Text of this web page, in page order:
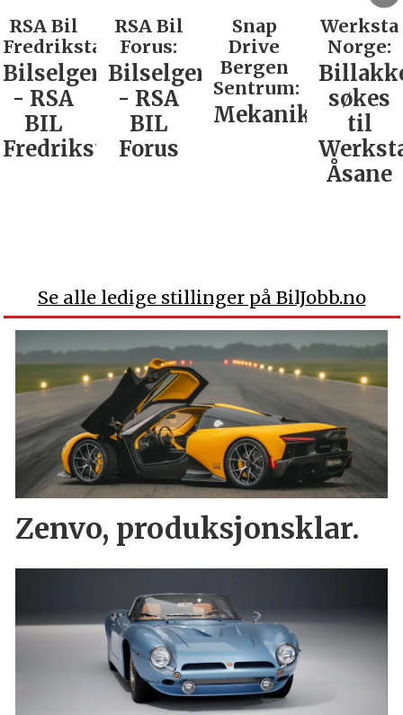
RSA Bil
Fredrikstad:
Bilselger
- RSA
BIL
Fredrikstad
RSA Bil
Forus:
Bilselger
- RSA
BIL
Forus
Snap
Drive
Bergen
Sentrum:
Mekaniker
Werksta
Norge:
søkes
til
Åsane
Se alle ledige stillinger på BilJobb.no
Zenvo, produksjonsklar.